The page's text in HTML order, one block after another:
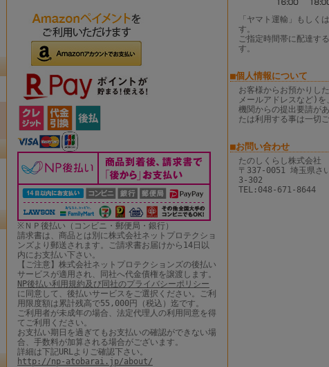
※ＮＰ後払い（コンビニ・郵便局・銀行）
請求書は、商品とは別に株式会社ネットプロテクショ
ンズより郵送されます。ご請求書お届けから14日以
内にお支払い下さい。
【ご注意】株式会社ネットプロテクションズの後払い
サービスが適用され、同社へ代金債権を譲渡します。
NP後払い利用規約及び同社のプライバシーポリシー
に同意して、後払いサービスをご選択ください。ご利
用限度額は累計残高で55,000円（税込）迄です。
ご利用者が未成年の場合、法定代理人の利用同意を得
てご利用ください。
お支払い期日を過ぎてもお支払いの確認ができない場
合、手数料が加算される場合がございます。
詳細は下記URLよりご確認下さい。
http://np-atobarai.jp/about/
「ヤマト運輸」もしく
す。
ご指定時間帯に配達す
す。
■個人情報について
お客様からお預かりし
メールアドレスなど)
機関からの提出要請が
たは利用する事は一切
■お問い合わせ
たのしくらし株式会社
〒337-0051 埼玉県さ
3-302
TEL:048-671-8644